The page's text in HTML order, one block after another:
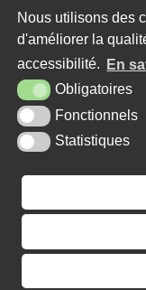
Nous utilisons des
d'améliorer la
accessibilité.
En
Obligatoires
Fonctionnels
Statistiques
16 h à
ARTICLE PUBLIÉ LE
Mairie de